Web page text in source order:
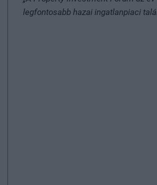
legfontosabb hazai ingatlanpiaci